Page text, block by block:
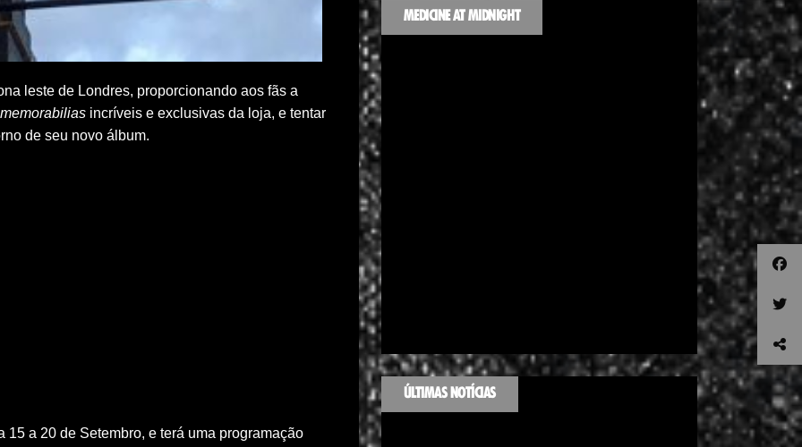
leste de Londres, proporcionando aos fãs a
memorabilias incríveis e exclusivas da loja, e tentar
de seu novo álbum.
a 20 de Setembro, e terá uma programação
MEDICINE AT MIDNIGHT
ÚLTIMAS NOTÍCIAS